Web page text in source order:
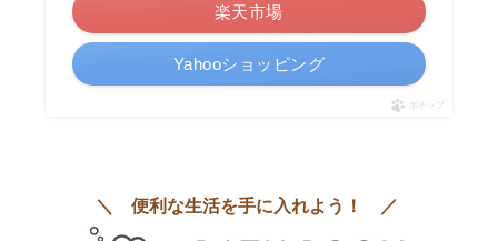
楽天市場
Yahooショッピング
ポチップ
＼ 便利な生活を手に入れよう！ ／